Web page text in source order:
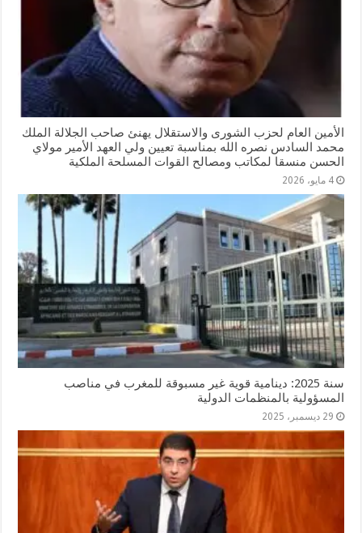
الأمين العام لحزب الشورى والاستقلال يهنئ صاحب الجلالة الملك
محمد السادس نصره الله بمناسبة تعيين ولي العهد الأمير مولاي
الحسن منسقا لمكاتب ومصالح القوات المسلحة الملكية
4 مايو، 2026
سنة 2025: دينامية قوية غير مسبوقة للمغرب في مناصب
المسؤولية بالمنظمات الدولية
29 ديسمبر، 2025